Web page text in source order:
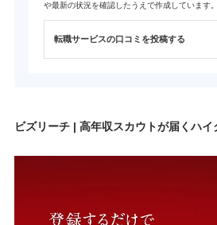
や最新の状況を確認したうえで作成しています。
転職サービスの口コミを投稿する
ビズリーチ | 高年収スカウトが届くハイ